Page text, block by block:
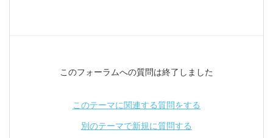
このフォーラムへの質問は終了しました
このテーマに関連する質問をする
別のテーマで新規に質問する